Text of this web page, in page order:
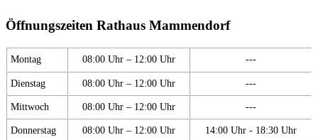
Öffnungszeiten Rathaus Mammendorf
Montag 08:00 Uhr – 12:00 Uhr ---
Dienstag 08:00 Uhr – 12:00 Uhr ---
Mittwoch 08:00 Uhr – 12:00 Uhr ---
Donnerstag 08:00 Uhr – 12:00 Uhr 14:00 Uhr - 18:30 Uhr